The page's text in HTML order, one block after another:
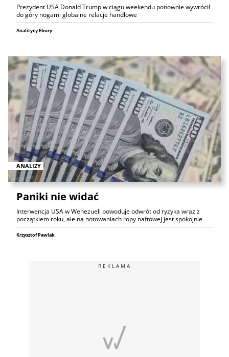
Prezydent USA Donald Trump w ciągu weekendu ponownie wywrócił
do góry nogami globalne relacje handlowe
Analitycy Ebury
ANALIZY
Paniki nie widać
Interwencja USA w Wenezueli powoduje odwrót od ryzyka wraz z
początkiem roku, ale na notowaniach ropy naftowej jest spokojnie
Krzysztof Pawlak
REKLAMA